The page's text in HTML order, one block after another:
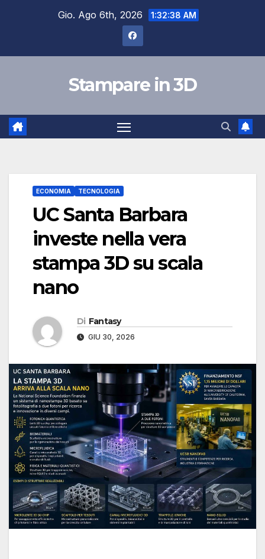
Gio. Ago 6th, 2026 1:32:39 AM
Stampare in 3D
ECONOMIA TECNOLOGIA
UC Santa Barbara
investe nella vera
stampa 3D su scala
nano
Di Fantasy
GIU 30, 2026